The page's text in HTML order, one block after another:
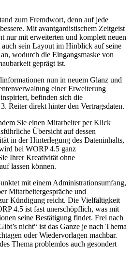
zum Fremdwort, denn auf jede
Mit avantgardistischem Zeitgeist
nur mit erweiterten und komplett neuen
auch sein Layout im Hinblick auf seine
wodurch die Eingangsmaske von
geprägt ist.
nun in neuem Glanz und
einer Erweiterung
befinden sich die
Reiter direkt hinter den Vertragsdaten.
Sie einen Mitarbeiter per Klick
Übersicht auf dessen
in der Hinterlegung des Dateninhalts,
bei WORP 4.5 ganz
Ihrer Kreativität ohne
lassen können.
mit einem Administrationsumfang,
Mitarbeitergespräche und
Kündigung reicht. Die Vielfältigkeit
4.5 ist fast unerschöpflich, was mit
seine Bestätigung findet. Frei nach
nicht“ ist das Ganze je nach Thema
oder Wiedervorlagen machbar.
Thema problemlos auch gesondert